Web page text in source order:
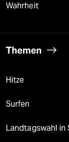
Wahrheit
Themen
Hitze
Surfen
Landtagswahl in